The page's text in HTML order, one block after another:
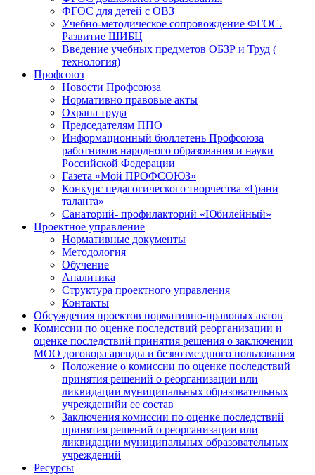
ФГОС для детей с ОВЗ
Учебно-методическое сопровождение ФГОС.
Развитие ШИБЦ
Введение учебных предметов ОБЗР и Труд (
технология)
Профсоюз
Новости Профсоюза
Нормативно правовые акты
Охрана труда
Председателям ППО
Информационный бюллетень Профсоюза
работников народного образования и науки
Российской Федерации
Газета «Мой ПРОФСОЮЗ»
Конкурс педагогического творчества «Грани
таланта»
Санаторий- профилакторий «Юбилейный»
Проектное управление
Нормативные документы
Методология
Обучение
Аналитика
Структура проектного управления
Контакты
Обсуждения проектов нормативно-правовых актов
Комиссии по оценке последствий реорганизации и
оценке последствий принятия решения о заключении
МОО договора аренды и безвозмездного пользования
Положение о комиссии по оценке последствий
принятия решений о реорганизации или
ликвидации муниципальных образовательных
учрежденийи ее состав
Заключения комиссии по оценке последствий
принятия решений о реорганизации или
ликвидации муниципальных образовательных
учреждений
Ресурсы